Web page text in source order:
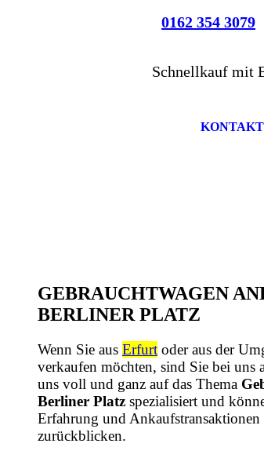
0162 354 3079
Schnellkauf mit
GEBRAUCHTWAGEN
BERLINER PLATZ
Wenn Sie aus Erfurt oder aus der
verkaufen möchten, sind Sie bei uns
uns voll und ganz auf das Thema
Berliner Platz spezialisiert und
Erfahrung und
zurückblicken.